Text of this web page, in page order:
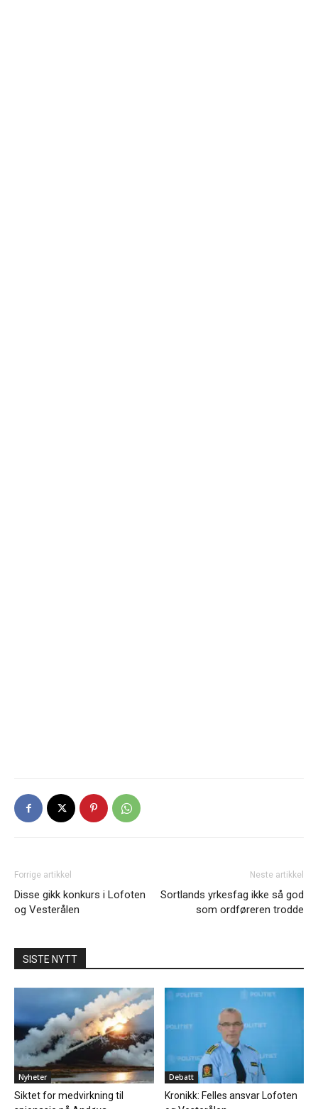
Forrige artikkel
Disse gikk konkurs i Lofoten
og Vesterålen
Neste artikkel
Sortlands yrkesfag ikke så god
som ordføreren trodde
SISTE NYTT
Nyheter
Siktet for medvirkning til
Debatt
Kronikk: Felles ansvar Lofoten